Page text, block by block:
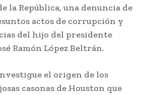
la República, una denuncia de
actos de corrupción y
del hijo del presidente
Ramón López Beltrán.
el origen de los
casonas de Houston que